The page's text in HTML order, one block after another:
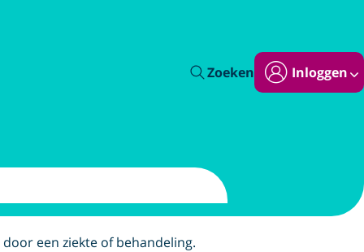
Zoeken Inloggen
een ziekte of behandeling.